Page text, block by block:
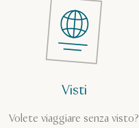
Visti
Volete viaggiare senza visto?